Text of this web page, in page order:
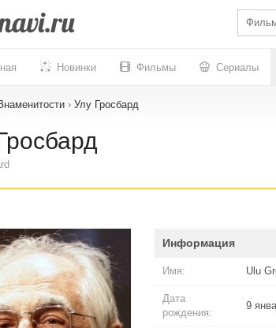
Новинки Фильмы Сериалы
› Улу Гросбард
Информация
Имя: Ulu
Дата
рождения:
9